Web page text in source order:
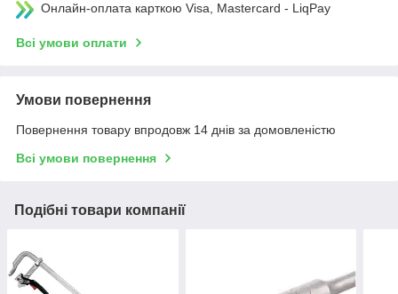
Онлайн-оплата карткою Visa, Mastercard - LiqPay
Всі умови оплати
Умови повернення
Повернення товару впродовж 14 днів за домовленістю
Всі умови повернення
Подібні товари компанії